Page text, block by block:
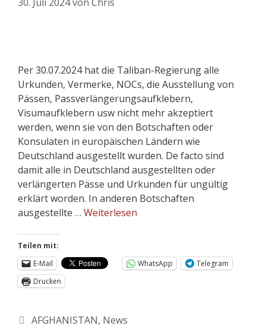
Per 30.07.2024 hat die Taliban-Regierung alle
Urkunden, Vermerke, NOCs, die Ausstellung von
Pässen, Passverlängerungsaufklebern,
Visumaufklebern usw nicht mehr akzeptiert
werden, wenn sie von den Botschaften oder
Konsulaten in europäischen Ländern wie
Deutschland ausgestellt wurden. De facto sind
damit alle in Deutschland ausgestellten oder
verlängerten Pässe und Urkunden für ungültig
erklärt worden. In anderen Botschaften
ausgestellte … Weiterlesen
Teilen mit:
E-Mail
WhatsApp
Telegram
Drucken
AFGHANISTAN, News